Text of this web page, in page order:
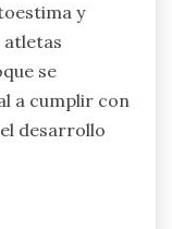
y
atletas
se
a cumplir con
desarrollo